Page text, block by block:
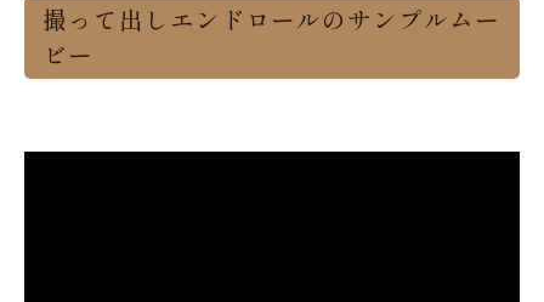
撮って出しエンドロールのサンプルムー
ビー